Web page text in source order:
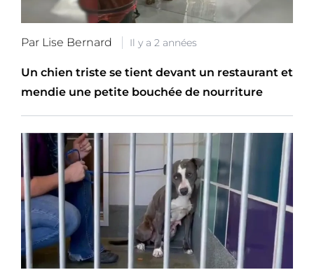
Par Lise Bernard Il y a 2 années
Un chien triste se tient devant un restaurant et
mendie une petite bouchée de nourriture